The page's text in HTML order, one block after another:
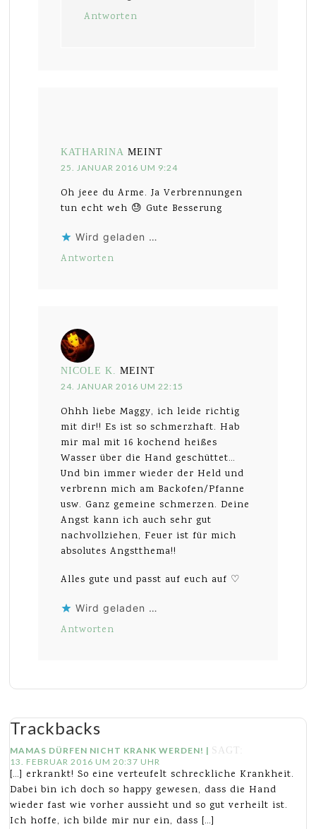
Antworten
KATHARINA MEINT
25. JANUAR 2016 UM 9:24
Oh jeee du Arme. Ja Verbrennungen
tun echt weh 😓 Gute Besserung
Wird geladen …
Antworten
NICOLE K.
MEINT
24. JANUAR 2016 UM 22:15
Ohhh liebe Maggy, ich leide richtig
mit dir!! Es ist so schmerzhaft. Hab
mir mal mit 16 kochend heißes
Wasser über die Hand geschüttet…
Und bin immer wieder der Held und
verbrenn mich am Backofen/Pfanne
usw. Ganz gemeine schmerzen. Deine
Angst kann ich auch sehr gut
nachvollziehen, Feuer ist für mich
absolutes Angstthema!!
Alles gute und passt auf euch auf ♡
Wird geladen …
Antworten
Trackbacks
MAMAS DÜRFEN NICHT KRANK WERDEN! | SAGT:
13. FEBRUAR 2016 UM 20:37 UHR
[…] erkrankt! So eine verteufelt schreckliche Krankheit.
Dabei bin ich doch so happy gewesen, dass die Hand
wieder fast wie vorher aussieht und so gut verheilt ist.
Ich hoffe, ich bilde mir nur ein, dass […]